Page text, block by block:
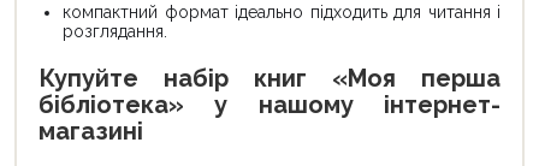
компактний формат ідеально підходить для читання і
розглядання.
Купуйте набір книг «Моя перша
бібліотека» у нашому інтернет-
магазині